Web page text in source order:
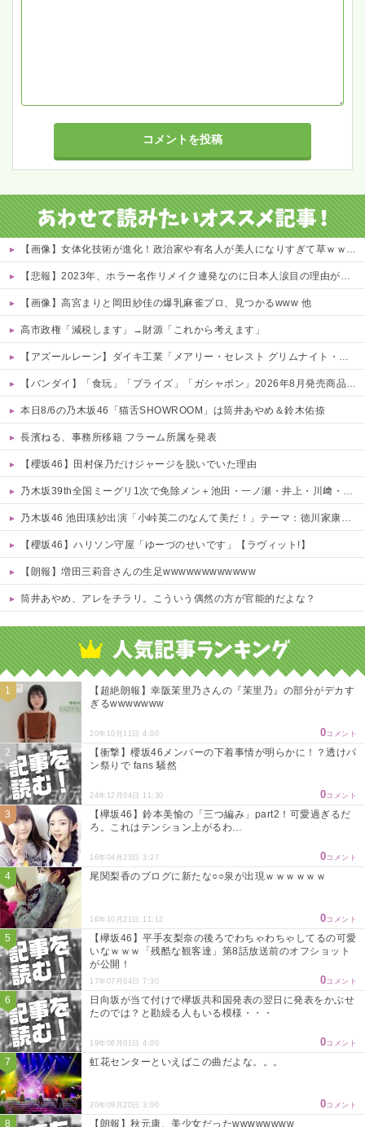
【画像】女体化技術が進化！政治家や有名人が美人になりすぎて草ｗｗｗｗ 他
【悲報】2023年、ホラー名作リメイク連発なのに日本人涙目の理由がこれｗｗｗｗ 他
【画像】高宮まりと岡田紗佳の爆乳麻雀プロ、見つかるwww 他
高市政権「減税します」→財源「これから考えます」
【アズールレーン】ダイキ工業「メアリー・セレスト グリムナイト・リーパー」フィギュア【10日予約開始】
【バンダイ】「食玩」「プライズ」「ガシャポン」2026年8月発売商品【発売スケジュール】
本日8/6の乃木坂46「猫舌SHOWROOM」は筒井あやめ＆鈴木佑捺
長濱ねる、事務所移籍 フラーム所属を発表
【櫻坂46】田村保乃だけジャージを脱いでいた理由
乃木坂39th全国ミーグリ1次で免除メン＋池田・一ノ瀬・井上・川﨑・菅原・中西が全完売
乃木坂46 池田瑛紗出演「小峠英二のなんて美だ！」テーマ：徳川家康【2025.8.5 24:00〜 TOKYO MX】
【櫻坂46】ハリソン守屋「ゆーづのせいです」【ラヴィット!】
【朗報】増田三莉音さんの生足wwwwwwwwwwww
筒井あやめ、アレをチラリ。こういう偶然の方が官能的だよな？
【超絶朗報】幸阪茉里乃さんの『茉里乃』の部分がデカす
ぎるwwwwwww
20年10月11日 4:00 0コメント
【衝撃】櫻坂46メンバーの下着事情が明らかに！？透けパ
ン祭りで fans 騒然
24年12月04日 11:30 0コメント
【欅坂46】鈴本美愉の「三つ編み」part2！可愛過ぎるだ
ろ。これはテンション上がるわ…
16年04月23日 3:27 0コメント
尾関梨香のブログに新たな○○泉が出現ｗｗｗｗｗｗ
16年10月21日 11:12 0コメント
【欅坂46】平手友梨奈の後ろでわちゃわちゃしてるの可愛
いなｗｗｗ「残酷な観客達」第8話放送前のオフショット
が公開！
17年07月04日 7:30 0コメント
日向坂が当て付けで欅坂共和国発表の翌日に発表をかぶせ
たのでは？と勘繰る人もいる模様・・・
19年06月01日 4:00 0コメント
虹花センターといえばこの曲だよな。。。
20年09月20日 3:00 0コメント
【朗報】秋元康、美少女だったwwwwwwww